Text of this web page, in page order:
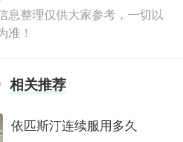
息整理仅供大家参考，一切以
准！
相关推荐
依匹斯汀连续服用多久